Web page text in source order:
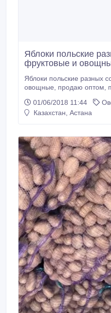
Яблоки польские
фруктовые и
Яблоки польские разных сортов, соки
овощные, продаю оптом, прочие продукты также -
Количество - от одной фуры. Гарантия
полная документация. Оплата обсуждается -
01/06/2018 11:44
Казахстан, Астана